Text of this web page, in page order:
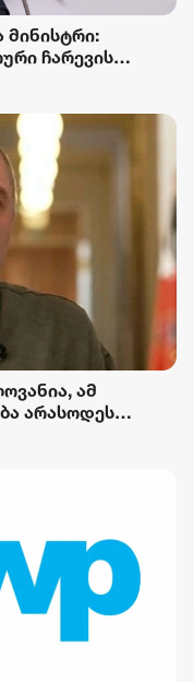
მინისტრი:
ჩარევის
და
ამ
არასოდეს